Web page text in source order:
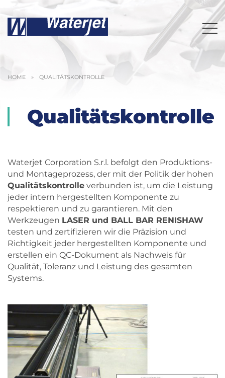
HOME » QUALITÄTSKONTROLLE
Qualitätskontrolle
Waterjet Corporation S.r.l. befolgt den Produktions-
und Montageprozess, der mit der Politik der hohen
Qualitätskontrolle verbunden ist, um die Leistung
jeder intern hergestellten Komponente zu
respektieren und zu garantieren. Mit den
Werkzeugen LASER und BALL BAR RENISHAW
testen und zertifizieren wir die Präzision und
Richtigkeit jeder hergestellten Komponente und
erstellen ein QC-Dokument als Nachweis für
Qualität, Toleranz und Leistung des gesamten
Systems.